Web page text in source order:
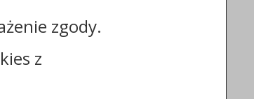
REGON: 910866910
TERYT: 0464011
zgody.
z